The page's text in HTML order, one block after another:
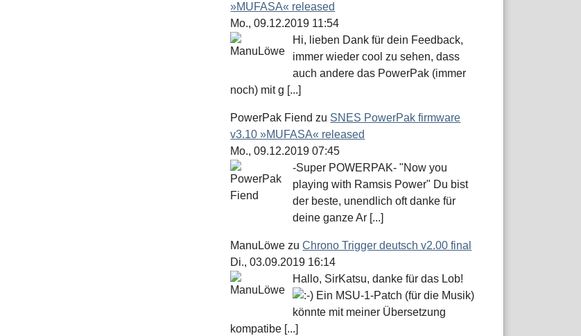
»MUFASA« released
Mo., 09.12.2019 11:54
Hi, lieben Dank für dein Feedback,
immer wieder cool zu sehen, dass
auch andere das PowerPak (immer
noch) mit g [...]
PowerPak Fiend zu SNES PowerPak firmware
v3.10 »MUFASA« released
Mo., 09.12.2019 07:45
-Super POWERPAK- "Now you
playing with Ramsis Power" Du bist
der beste, unendlich oft danke für
deine ganze Ar [...]
ManuLöwe zuChrono Trigger deutsch v2.00 final
Di., 03.09.2019 16:14
Hallo, SirKatsu, danke für das Lob!
Ein MSU-1-Patch (für die Musik)
könnte mit meiner Übersetzung
kompatibe [...]